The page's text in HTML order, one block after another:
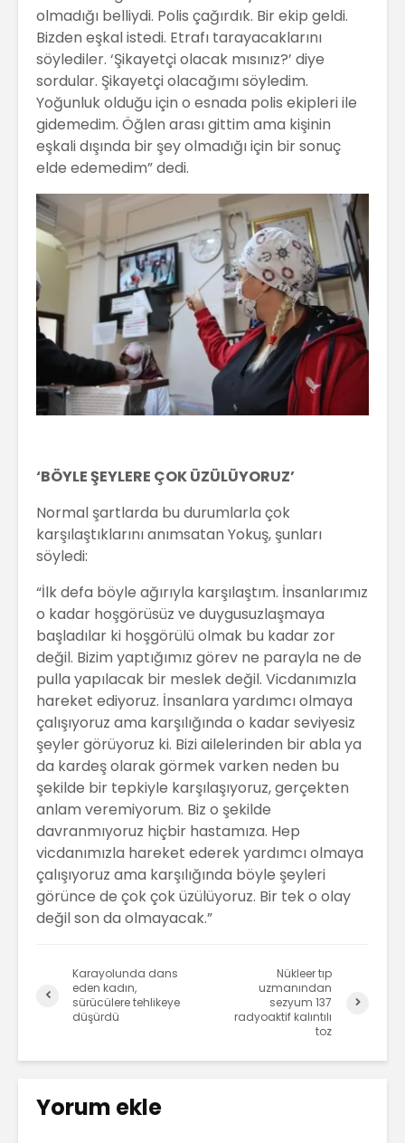
olmadığı belliydi. Polis çağırdık. Bir ekip geldi.
Bizden eşkal istedi. Etrafı tarayacaklarını
söylediler. ‘Şikayetçi olacak mısınız?’ diye
sordular. Şikayetçi olacağımı söyledim.
Yoğunluk olduğu için o esnada polis ekipleri ile
gidemedim. Öğlen arası gittim ama kişinin
eşkali dışında bir şey olmadığı için bir sonuç
elde edemedim” dedi.
‘BÖYLE ŞEYLERE ÇOK ÜZÜLÜYORUZ’
Normal şartlarda bu durumlarla çok
karşılaştıklarını anımsatan Yokuş, şunları
söyledi:
“İlk defa böyle ağırıyla karşılaştım. İnsanlarımız
o kadar hoşgörüsüz ve duygusuzlaşmaya
başladılar ki hoşgörülü olmak bu kadar zor
değil. Bizim yaptığımız görev ne parayla ne de
pulla yapılacak bir meslek değil. Vicdanımızla
hareket ediyoruz. İnsanlara yardımcı olmaya
çalışıyoruz ama karşılığında o kadar seviyesiz
şeyler görüyoruz ki. Bizi ailelerinden bir abla ya
da kardeş olarak görmek varken neden bu
şekilde bir tepkiyle karşılaşıyoruz, gerçekten
anlam veremiyorum. Biz o şekilde
davranmıyoruz hiçbir hastamıza. Hep
vicdanımızla hareket ederek yardımcı olmaya
çalışıyoruz ama karşılığında böyle şeyleri
görünce de çok çok üzülüyoruz. Bir tek o olay
değil son da olmayacak.”
Karayolunda dans
eden kadın,
sürücülere tehlikeye
düşürdü
Nükleer tıp
uzmanından
sezyum 137
radyoaktif kalıntılı
toz
Yorum ekle